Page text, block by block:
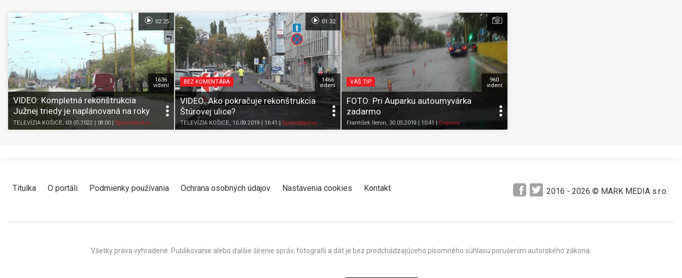
VIDEO: Kompletná rekonštrukcia
Južnej triedy je naplánovaná na roky
2023-2024
TELEVÍZIA KOŠICE, 03.05.2022 | 08:00 Spravodajstvo
Pozrieť neskôr
K obľúbeným
Zdieľať
1636
videní
02:25
BEZ KOMENTÁRA
VIDEO: Ako pokračuje rekonštrukcia
Štúrovej ulice?
TELEVÍZIA KOŠICE, 10.09.2019 | 16:41 | Spravodajstvo K obľúbeným
Zdieľať
1466
videní
01:32
VÁŠ TIP
FOTO: Pri Auparku autoumyvárka
zadarmo
František Ilenin, 30.05.2019 | 10:41 | Doprava
960
videní
Titulka O portáli Podmienky používania Ochrana osobných údajov Nastavenia cookies Kontakt 2016 - 2026 © MARK MEDIA s.r.o.
Všetky práva vyhradené. Publikovanie alebo ďalšie šírenie správ, fotografií a dát je bez predchádzajúceho písomného súhlasu porušením autorského zákona.